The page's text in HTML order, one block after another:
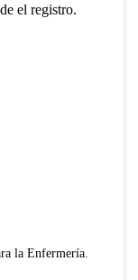
el registro.
la Enfermería.